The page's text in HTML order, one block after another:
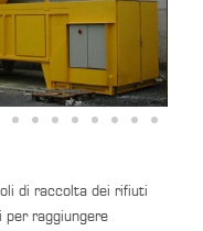
di raccolta dei rifiuti
per raggiungere